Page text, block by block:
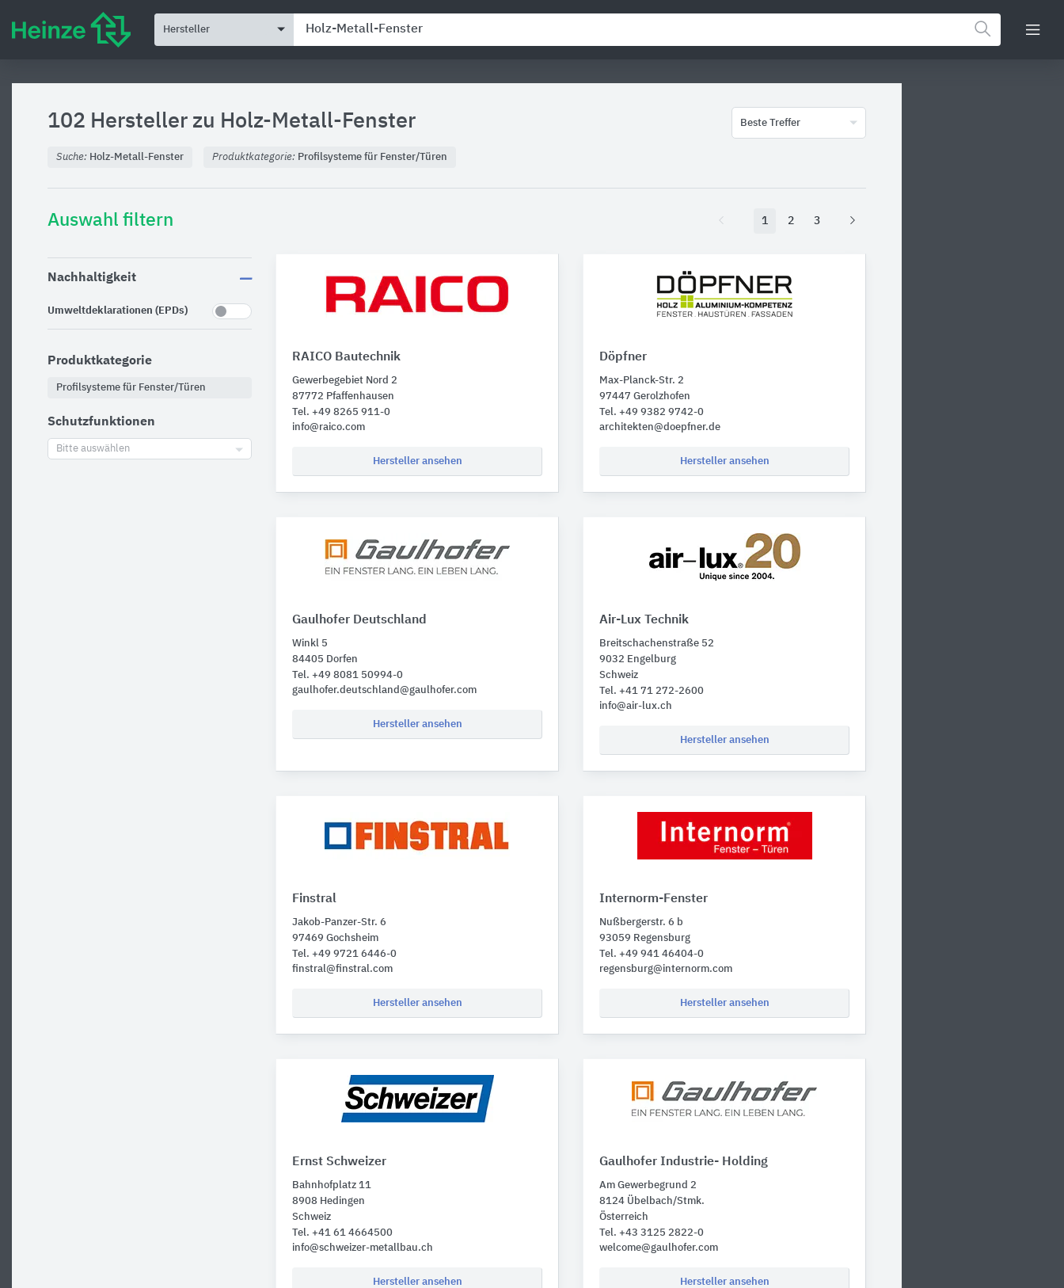
Hersteller
102 Hersteller zu Holz-Metall-Fenster Beste Treffer
Suche: Holz-Metall-Fenster Produktkategorie: Profilsysteme für Fenster/Türen
Auswahl filtern
Nachhaltigkeit
Umweltdeklarationen (EPDs)
Produktkategorie
Profilsysteme für Fenster/Türen
Schutzfunktionen
Bitte auswählen
1 2 3
RAICO Bautechnik
Gewerbegebiet Nord 2
87772 Pfaffenhausen
Tel. +49 8265 911-0
info@raico.com
Hersteller ansehen
Döpfner
Max-Planck-Str. 2
97447 Gerolzhofen
Tel. +49 9382 9742-0
architekten@doepfner.de
Hersteller ansehen
Gaulhofer Deutschland
Winkl 5
84405 Dorfen
Tel. +49 8081 50994-0
gaulhofer.deutschland@gaulhofer.com
Hersteller ansehen
Air-Lux Technik
Breitschachenstraße 52
9032 Engelburg
Schweiz
Tel. +41 71 272-2600
info@air-lux.ch
Hersteller ansehen
Finstral
Jakob-Panzer-Str. 6
97469 Gochsheim
Tel. +49 9721 6446-0
finstral@finstral.com
Hersteller ansehen
Internorm-Fenster
Nußbergerstr. 6 b
93059 Regensburg
Tel. +49 941 46404-0
regensburg@internorm.com
Hersteller ansehen
Ernst Schweizer
Bahnhofplatz 11
8908 Hedingen
Schweiz
Tel. +41 61 4664500
info@schweizer-metallbau.ch
Hersteller ansehen
Gaulhofer Industrie- Holding
Am Gewerbegrund 2
8124 Übelbach/Stmk.
Österreich
Tel. +43 3125 2822-0
welcome@gaulhofer.com
Hersteller ansehen